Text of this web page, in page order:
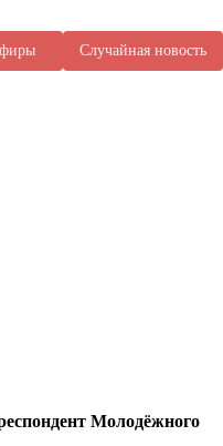
Случайная новость
Молодёжного